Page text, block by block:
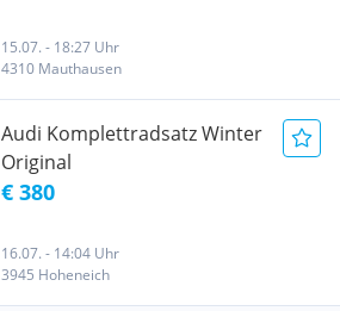
15.07. - 18:27 Uhr
4310 Mauthausen
Audi Komplettradsatz Winter
Original
€ 380
16.07. - 14:04 Uhr
3945 Hoheneich